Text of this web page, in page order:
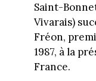
Saint-
Vivarais)
Fréon,
1987, à la
France.